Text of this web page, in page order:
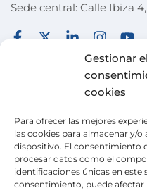
Gestionar el
cookies
Para ofrecer las mejores
las cookies para almacenar y/
dispositivo. El consentimiento
procesar datos como el
identificaciones únicas en
consentimiento, puede
Sede central: Calle Ibiza
ACTUALIDAD
TIENDA SOLIDARIA
VOLUNTARIADO